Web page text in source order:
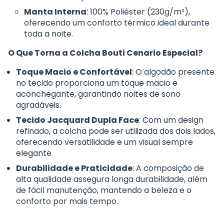
Manta Interna: 100% Poliéster (230g/m²),
oferecendo um conforto térmico ideal durante
toda a noite.
O Que Torna a Colcha Bouti Cenario Especial?
Toque Macio e Confortável: O algodão presente
no tecido proporciona um toque macio e
aconchegante, garantindo noites de sono
agradáveis.
Tecido Jacquard Dupla Face: Com um design
refinado, a colcha pode ser utilizada dos dois lados,
oferecendo versatilidade e um visual sempre
elegante.
Durabilidade e Praticidade: A composição de
alta qualidade assegura longa durabilidade, além
de fácil manutenção, mantendo a beleza e o
conforto por mais tempo.